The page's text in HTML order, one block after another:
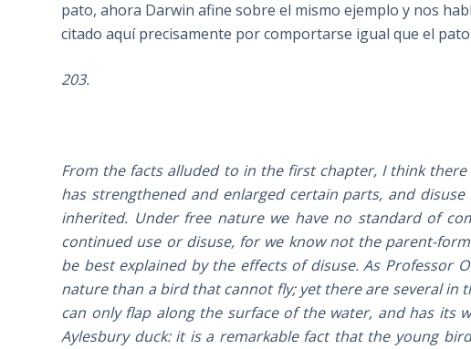
pato, ahora Darwin afine sobre el mismo ejemplo y nos
citado aquí precisamente por comportarse igual que el
203.
From the facts alluded to in the first chapter, I think
has strengthened and enlarged certain parts, and
inherited. Under free nature we have no standard of
continued use or disuse, for we know not the parent-
be best explained by the effects of disuse. As Professor
nature than a bird that cannot fly; yet there are several in
can only flap along the surface of the water, and has its
Aylesbury duck: it is a remarkable fact that the young